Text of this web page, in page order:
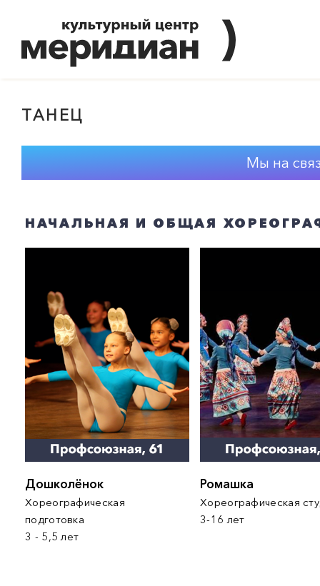
ТАНЕЦ
Мы на
НАЧАЛЬНАЯ И ОБЩАЯ
Дошколёнок
Хореографическая
подготовка
3 - 5,5 лет
Ромашка
Хореографическая
3-16 лет